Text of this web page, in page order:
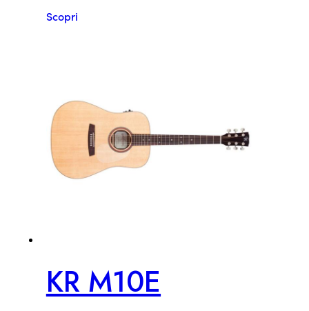
Scopri
KR M10E